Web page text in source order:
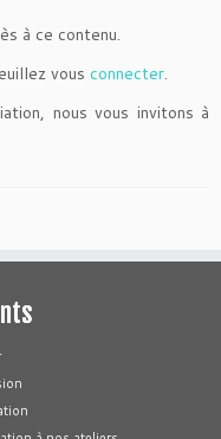
à ce contenu.
vous connecter.
nous vous invitons à